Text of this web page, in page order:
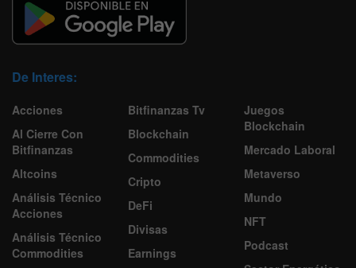
De Interes:
Acciones
Al Cierre Con
Bitfinanzas
Altcoins
Análisis Técnico
Acciones
Análisis Técnico
Commodities
Bitfinanzas Tv
Blockchain
Commodities
Cripto
DeFi
Divisas
Earnings
Juegos
Blockchain
Mercado Laboral
Metaverso
Mundo
NFT
Podcast